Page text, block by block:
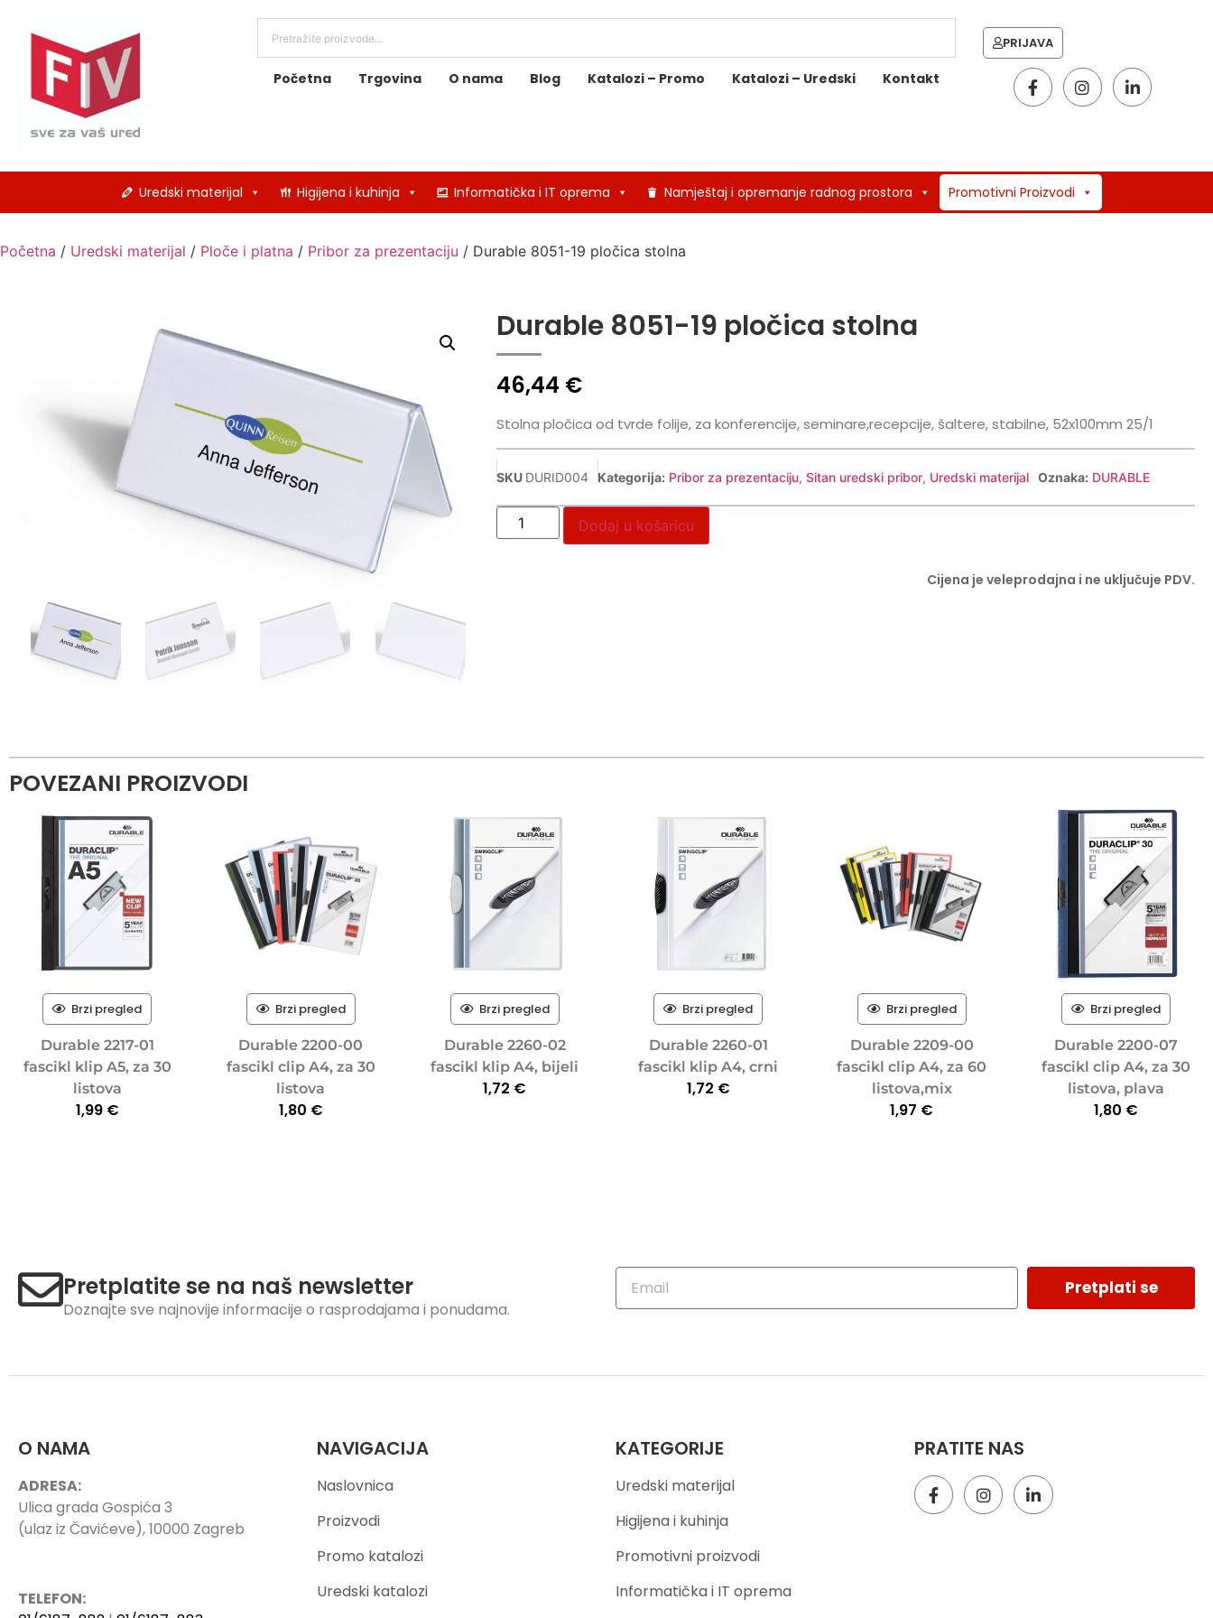
Početna Trgovina O nama Blog Katalozi – Promo Katalozi – Uredski Kontakt
PRIJAVA
Uredski materijal Higijena i kuhinja Informatička i IT oprema Namještaj i opremanje radnog prostora Promotivni Proizvodi
Početna / Uredski materijal / Ploče i platna / Pribor za prezentaciju / Durable 8051-19 pločica stolna
Durable 8051-19 pločica stolna
46,44 €
Stolna pločica od tvrde folije, za konferencije, seminare,recepcije, šaltere, stabilne, 52x100mm 25/1
SKU DURID004 Kategorija: Pribor za prezentaciju, Sitan uredski pribor, Uredski materijal Oznaka: DURABLE
Dodaj u košaricu
Cijena je veleprodajna i ne uključuje PDV.
POVEZANI PROIZVODI
Brzi pregled
Durable 2217-01
fascikl klip A5, za 30
listova
1,99 €
Brzi pregled
Durable 2200-00
fascikl clip A4, za 30
listova
1,80 €
Brzi pregled
Durable 2260-02
fascikl klip A4, bijeli
1,72 €
Brzi pregled
Durable 2260-01
fascikl klip A4, crni
1,72 €
Brzi pregled
Durable 2209-00
fascikl clip A4, za 60
listova,mix
1,97 €
Brzi pregled
Durable 2200-07
fascikl clip A4, za 30
listova, plava
1,80 €
Pretplatite se na naš newsletter
Doznajte sve najnovije informacije o rasprodajama i ponudama.
Pretplati se
O NAMA
ADRESA:
Ulica grada Gospića 3
(ulaz iz Čavićeve), 10000 Zagreb
TELEFON:
NAVIGACIJA
Naslovnica
Proizvodi
Promo katalozi
Uredski katalozi
KATEGORIJE
Uredski materijal
Higijena i kuhinja
Promotivni proizvodi
Informatička i IT oprema
PRATITE NAS